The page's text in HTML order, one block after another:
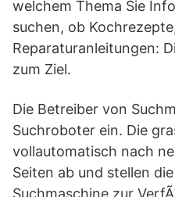
welchem Thema Sie
suchen, ob
Reparaturanleitungen:
zum Ziel.
Die Betreiber von
Suchroboter ein. Die
vollautomatisch nach
Seiten ab und stellen
Suchmaschine zur